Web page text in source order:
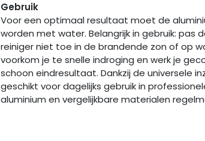
Gebruik
Voor een optimaal resultaat moet de
worden met water. Belangrijk in gebruik: pas
reiniger niet toe in de brandende zon of op
voorkom je te snelle indroging en werk je
schoon eindresultaat. Dankzij de universele
geschikt voor dagelijks gebruik in
aluminium en vergelijkbare materialen